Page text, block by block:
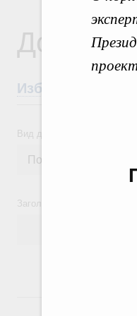
Избранные
Вид документа
Заголовок или текст